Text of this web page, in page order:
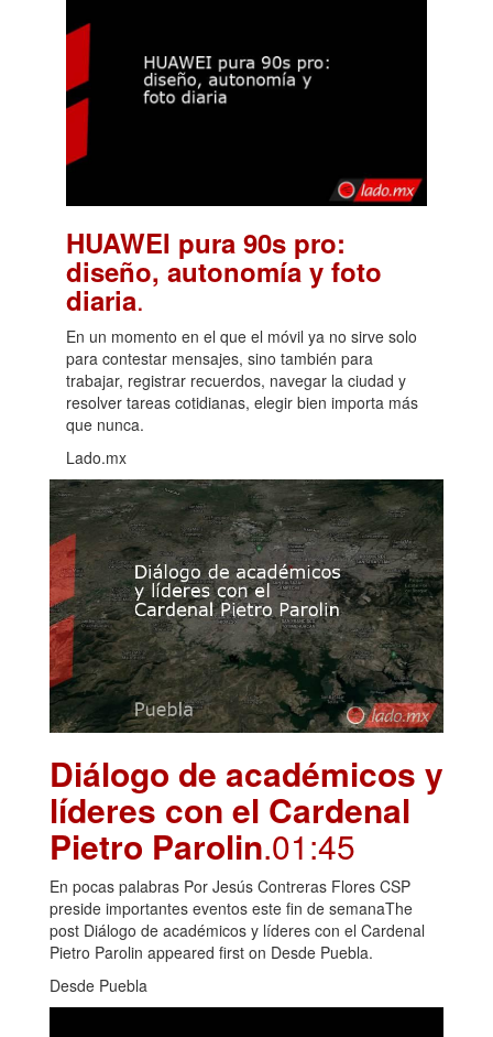
HUAWEI pura 90s pro:
diseño, autonomía y foto
diaria.
En un momento en el que el móvil ya no sirve solo
para contestar mensajes, sino también para
trabajar, registrar recuerdos, navegar la ciudad y
resolver tareas cotidianas, elegir bien importa más
que nunca.
Lado.mx
Diálogo de académicos y
líderes con el Cardenal
Pietro Parolin.01:45
En pocas palabras Por Jesús Contreras Flores CSP
preside importantes eventos este fin de semanaThe
post Diálogo de académicos y líderes con el Cardenal
Pietro Parolin appeared first on Desde Puebla.
Desde Puebla